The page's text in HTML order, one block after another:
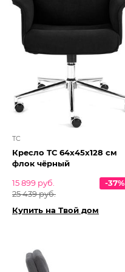
TC
Кресло ТС 64х45х128 см
флок чёрный
15 899 руб.
25 439 руб.
-37%
Купить на Твой дом